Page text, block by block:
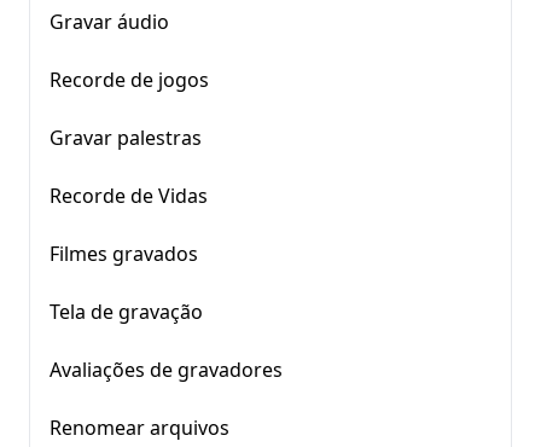
Gravar áudio
Recorde de jogos
Gravar palestras
Recorde de Vidas
Filmes gravados
Tela de gravação
Avaliações de gravadores
Renomear arquivos